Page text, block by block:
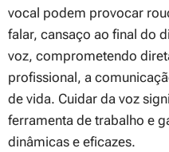
vocal podem provocar
falar, cansaço ao final do
voz, comprometendo
profissional, a
de vida. Cuidar da voz
ferramenta de trabalho e
dinâmicas e eficazes.